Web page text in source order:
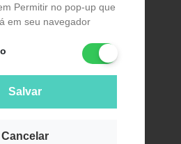
Permitir no pop-up que
em seu navegador
Salvar
Cancelar